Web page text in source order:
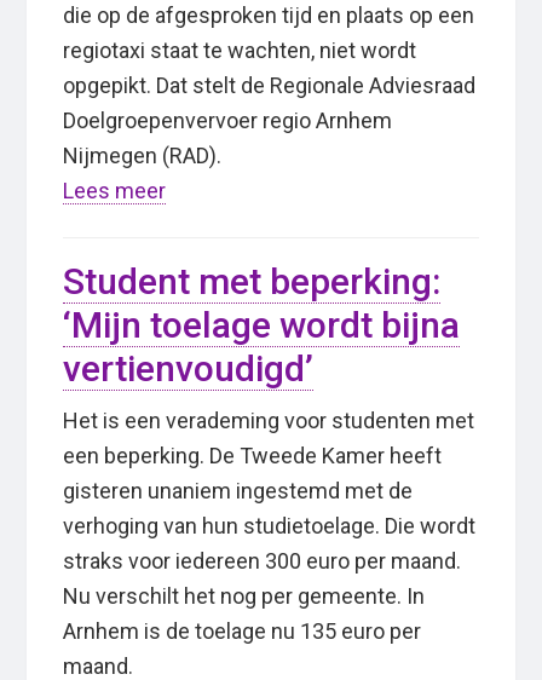
die op de afgesproken tijd en plaats op een
regiotaxi staat te wachten, niet wordt
opgepikt. Dat stelt de Regionale Adviesraad
Doelgroepenvervoer regio Arnhem
Nijmegen (RAD).
Lees meer
Student met beperking:
‘Mijn toelage wordt bijna
vertienvoudigd’
Het is een verademing voor studenten met
een beperking. De Tweede Kamer heeft
gisteren unaniem ingestemd met de
verhoging van hun studietoelage. Die wordt
straks voor iedereen 300 euro per maand.
Nu verschilt het nog per gemeente. In
Arnhem is de toelage nu 135 euro per
maand.